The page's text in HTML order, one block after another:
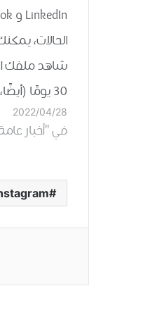
الحالات،
شاهد ملفك
ولكن… لسنا
الميزة
2022/04/28
في "أخبار